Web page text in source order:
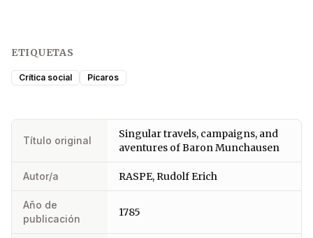
ETIQUETAS
Crítica social Pícaros
Título original
Singular travels, campaigns, and
aventures of Baron Munchausen
Autor/a RASPE, Rudolf Erich
Año de
publicación
1785